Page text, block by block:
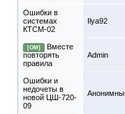
Ошибки в
системах
КТСМ-02
Ilya92
[ОМ]
Вместе
повторять
правила
Admin
Ошибки и
недочеты в
новой ЦШ-720-
09